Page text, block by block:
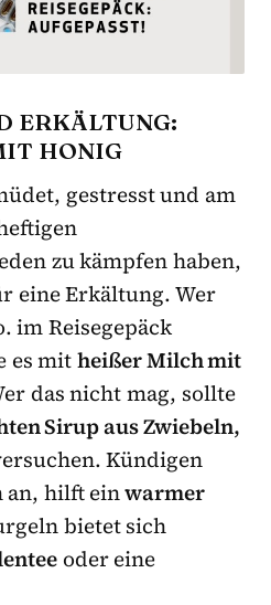
ERKÄLTUNG:
HONIG
gestresst und am
zu kämpfen haben,
eine Erkältung. Wer
im Reisegepäck
es mitheißer Milch mit
das nicht mag, sollte
Sirup aus Zwiebeln,
Kündigen
an, hilft einwarmer
bietet sich
oder eine